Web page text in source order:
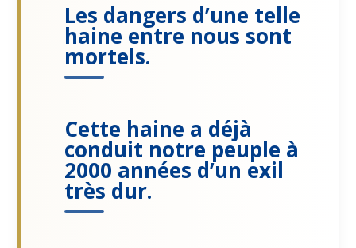
Les dangers d’une telle
haine entre nous sont
mortels.
Cette haine a déjà
conduit notre peuple à
2000 années d’un exil
très dur.